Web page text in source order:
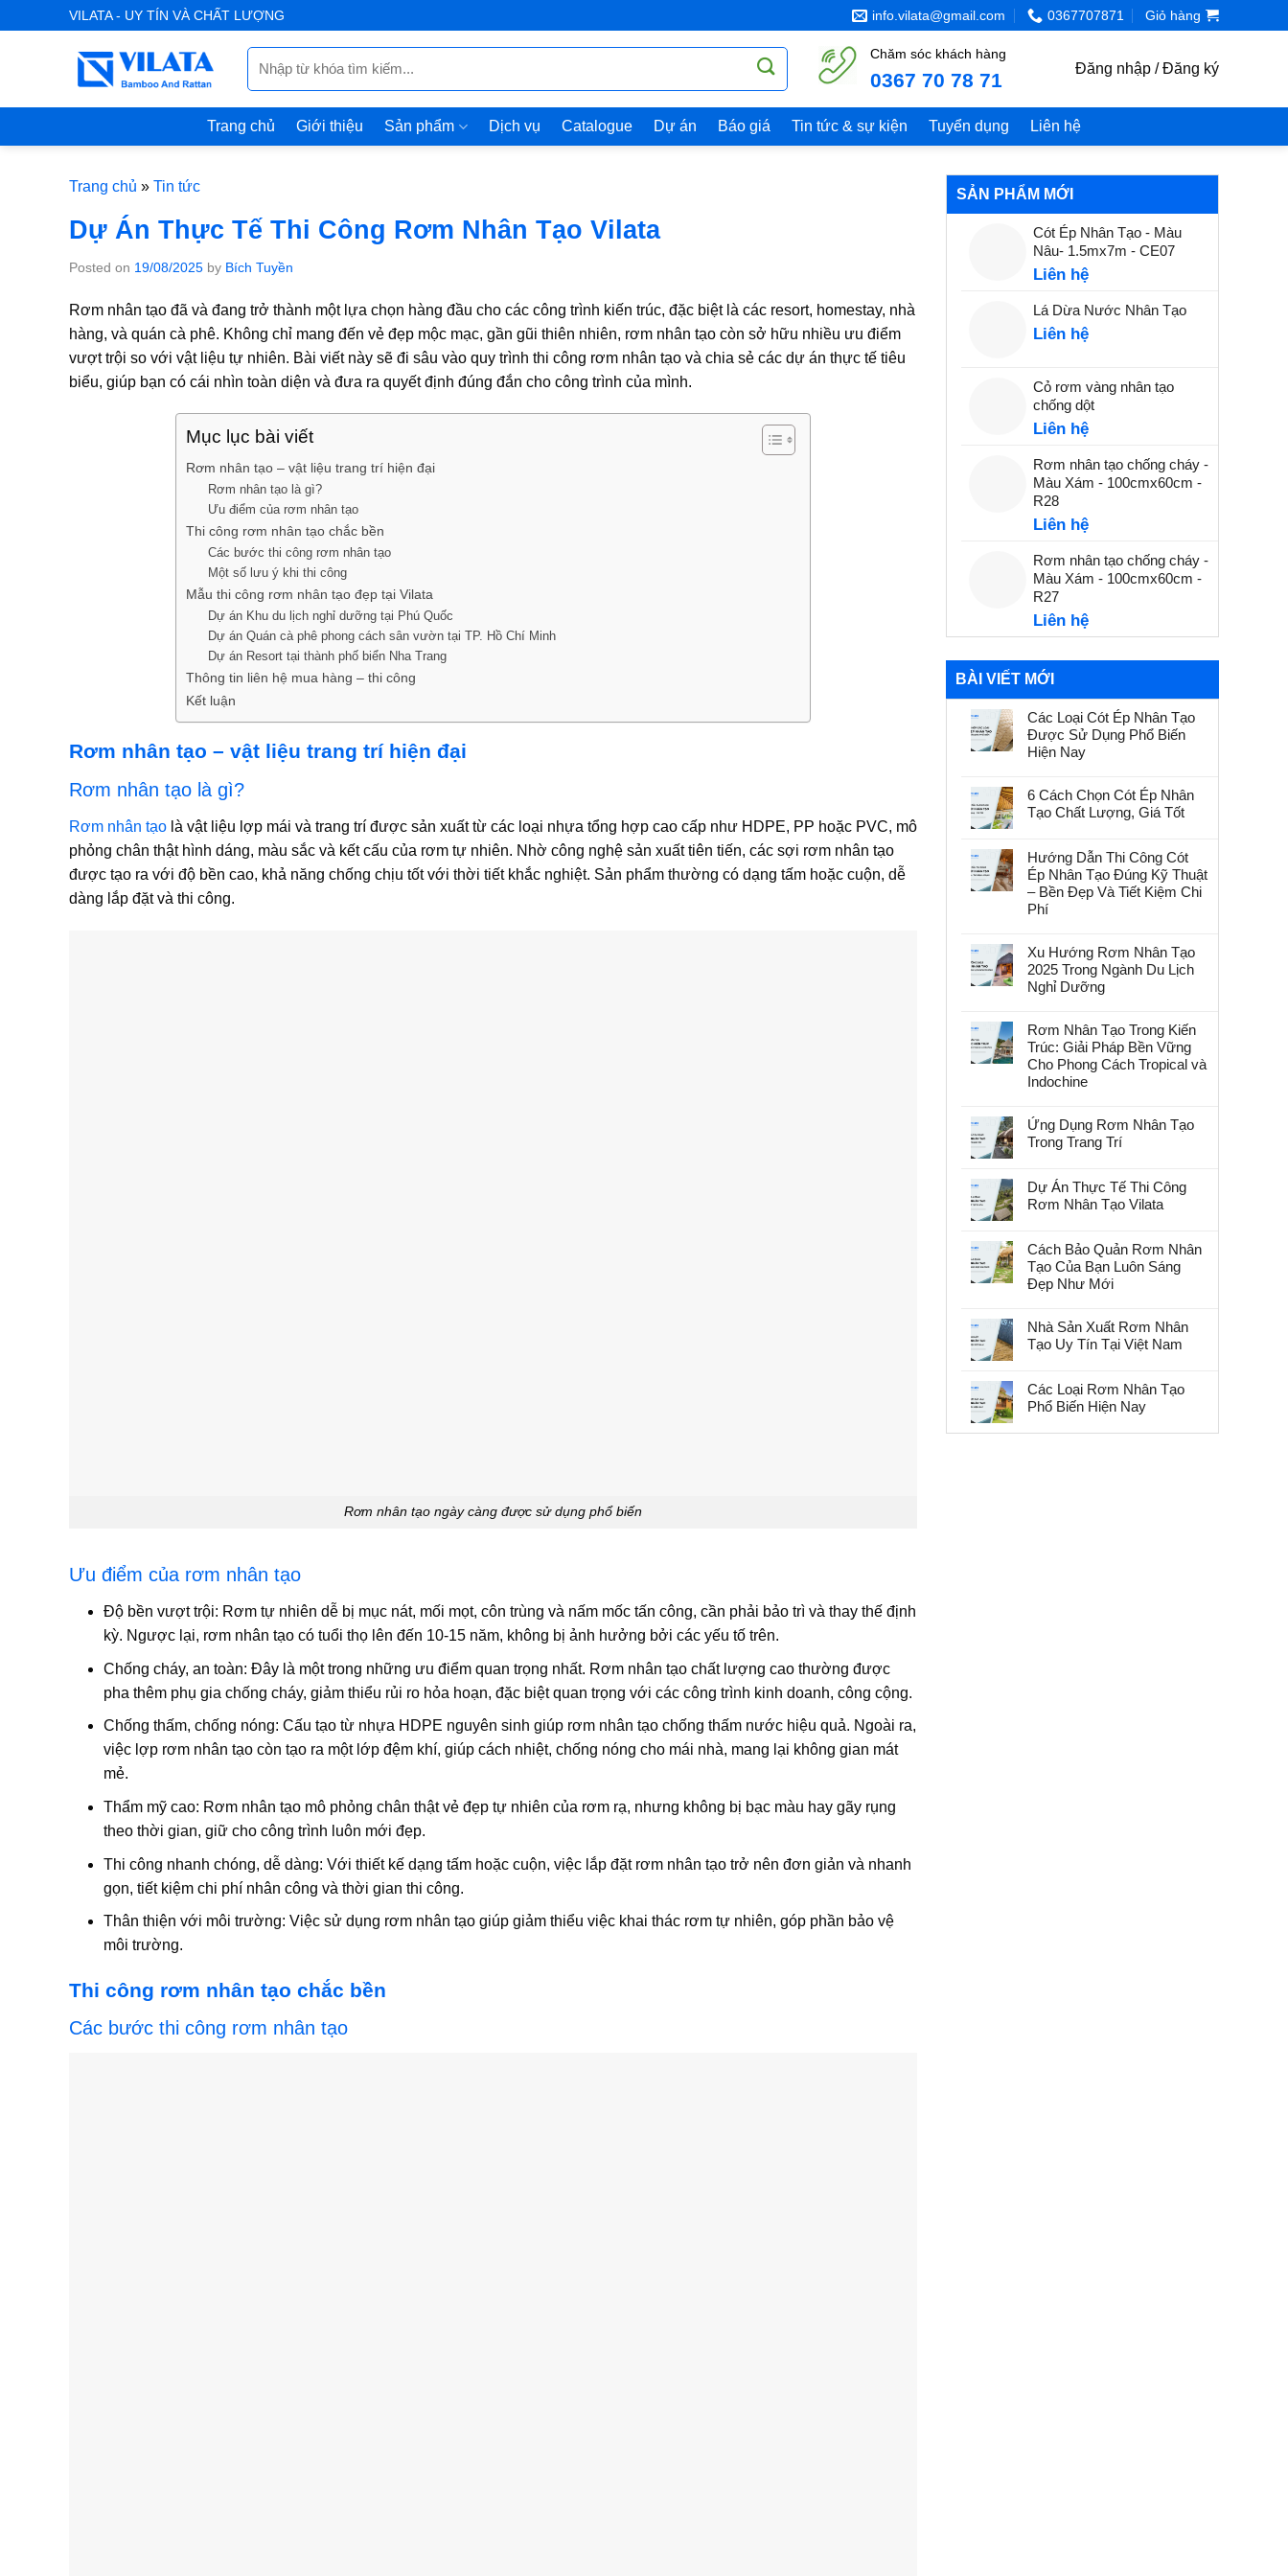
to
VILATA - UY TÍN VÀ CHẤT LƯỢNG info.vilata@gmail.com 0367707871 Giỏ hàng
Tìm
kiếm:
Chăm sóc khách hàng
0367 70 78 71 Đăng nhập / Đăng ký
Trang chủ Giới thiệu Sản phẩm Dịch vụ Catalogue Dự án Báo giá Tin tức & sự kiện Tuyển dụng Liên hệ
Trang chủ » Tin tức
Dự Án Thực Tế Thi Công Rơm Nhân Tạo Vilata
Posted on 19/08/2025 by Bích Tuyền
Rơm nhân tạo đã và đang trở thành một lựa chọn hàng đầu cho các công trình kiến trúc, đặc biệt là các resort, homestay, nhà
hàng, và quán cà phê. Không chỉ mang đến vẻ đẹp mộc mạc, gần gũi thiên nhiên, rơm nhân tạo còn sở hữu nhiều ưu điểm
vượt trội so với vật liệu tự nhiên. Bài viết này sẽ đi sâu vào quy trình thi công rơm nhân tạo và chia sẻ các dự án thực tế tiêu
biểu, giúp bạn có cái nhìn toàn diện và đưa ra quyết định đúng đắn cho công trình của mình.
Mục lục bài viết
Rơm nhân tạo – vật liệu trang trí hiện đại
Rơm nhân tạo là gì?
Ưu điểm của rơm nhân tạo
Thi công rơm nhân tạo chắc bền
Các bước thi công rơm nhân tạo
Một số lưu ý khi thi công
Mẫu thi công rơm nhân tạo đẹp tại Vilata
Dự án Khu du lịch nghỉ dưỡng tại Phú Quốc
Dự án Quán cà phê phong cách sân vườn tại TP. Hồ Chí Minh
Dự án Resort tại thành phố biển Nha Trang
Thông tin liên hệ mua hàng – thi công
Kết luận
Rơm nhân tạo – vật liệu trang trí hiện đại
Rơm nhân tạo là gì?
Rơm nhân tạo là vật liệu lợp mái và trang trí được sản xuất từ các loại nhựa tổng hợp cao cấp như HDPE, PP hoặc PVC, mô
phỏng chân thật hình dáng, màu sắc và kết cấu của rơm tự nhiên. Nhờ công nghệ sản xuất tiên tiến, các sợi rơm nhân tạo
được tạo ra với độ bền cao, khả năng chống chịu tốt với thời tiết khắc nghiệt. Sản phẩm thường có dạng tấm hoặc cuộn, dễ
dàng lắp đặt và thi công.
Rơm nhân tạo ngày càng được sử dụng phổ biến
Ưu điểm của rơm nhân tạo
Độ bền vượt trội: Rơm tự nhiên dễ bị mục nát, mối mọt, côn trùng và nấm mốc tấn công, cần phải bảo trì và thay thế định
kỳ. Ngược lại, rơm nhân tạo có tuổi thọ lên đến 10-15 năm, không bị ảnh hưởng bởi các yếu tố trên.
Chống cháy, an toàn: Đây là một trong những ưu điểm quan trọng nhất. Rơm nhân tạo chất lượng cao thường được
pha thêm phụ gia chống cháy, giảm thiểu rủi ro hỏa hoạn, đặc biệt quan trọng với các công trình kinh doanh, công cộng.
Chống thấm, chống nóng: Cấu tạo từ nhựa HDPE nguyên sinh giúp rơm nhân tạo chống thấm nước hiệu quả. Ngoài ra,
việc lợp rơm nhân tạo còn tạo ra một lớp đệm khí, giúp cách nhiệt, chống nóng cho mái nhà, mang lại không gian mát
mẻ.
Thẩm mỹ cao: Rơm nhân tạo mô phỏng chân thật vẻ đẹp tự nhiên của rơm rạ, nhưng không bị bạc màu hay gãy rụng
theo thời gian, giữ cho công trình luôn mới đẹp.
Thi công nhanh chóng, dễ dàng: Với thiết kế dạng tấm hoặc cuộn, việc lắp đặt rơm nhân tạotrở nên đơn giản và nhanh
gọn, tiết kiệm chi phí nhân công và thời gian thi công.
Thân thiện với môi trường: Việc sử dụng rơm nhân tạo giúp giảm thiểu việc khai thác rơm tự nhiên, góp phần bảo vệ
môi trường.
Thi công rơm nhân tạo chắc bền
Các bước thi công rơm nhân tạo
SẢN PHẨM MỚI
Cót Ép Nhân Tạo - Màu
Nâu- 1.5mx7m - CE07
Liên hệ
Lá Dừa Nước Nhân Tạo
Liên hệ
Cỏ rơm vàng nhân tạo
chống dột
Liên hệ
Rơm nhân tạo chống cháy -
Màu Xám - 100cmx60cm -
R28
Liên hệ
Rơm nhân tạo chống cháy -
Màu Xám - 100cmx60cm -
R27
Liên hệ
BÀI VIẾT MỚI
Các Loại Cót Ép Nhân Tạo
Được Sử Dụng Phổ Biến
Hiện Nay
6 Cách Chọn Cót Ép Nhân
Tạo Chất Lượng, Giá Tốt
Hướng Dẫn Thi Công Cót
Ép Nhân Tạo Đúng Kỹ Thuật
– Bền Đẹp Và Tiết Kiệm Chi
Phí
Xu Hướng Rơm Nhân Tạo
2025 Trong Ngành Du Lịch
Nghỉ Dưỡng
Rơm Nhân Tạo Trong Kiến
Trúc: Giải Pháp Bền Vững
Cho Phong Cách Tropical và
Indochine
Ứng Dụng Rơm Nhân Tạo
Trong Trang Trí
Dự Án Thực Tế Thi Công
Rơm Nhân Tạo Vilata
Cách Bảo Quản Rơm Nhân
Tạo Của Bạn Luôn Sáng
Đẹp Như Mới
Nhà Sản Xuất Rơm Nhân
Tạo Uy Tín Tại Việt Nam
Các Loại Rơm Nhân Tạo
Phổ Biến Hiện Nay